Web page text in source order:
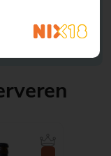
een potje) en
zout en wat